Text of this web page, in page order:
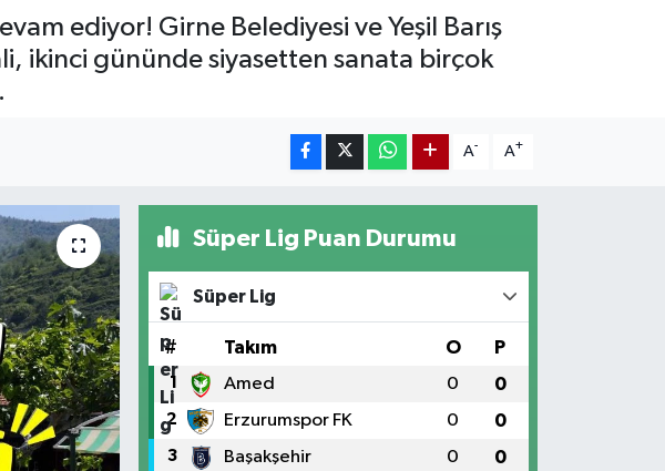
ediyor! Girne Belediyesi ve Yeşil Barış
ikinci gününde siyasetten sanata birçok
A- A+
Süper Lig Puan Durumu
Süper Lig
# Takım O P
1 Amed 0 0
2 Erzurumspor FK 0 0
3 Başakşehir 0 0